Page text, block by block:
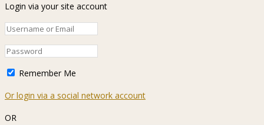
Login via your site account
Remember Me
Or login via a social network account
OR